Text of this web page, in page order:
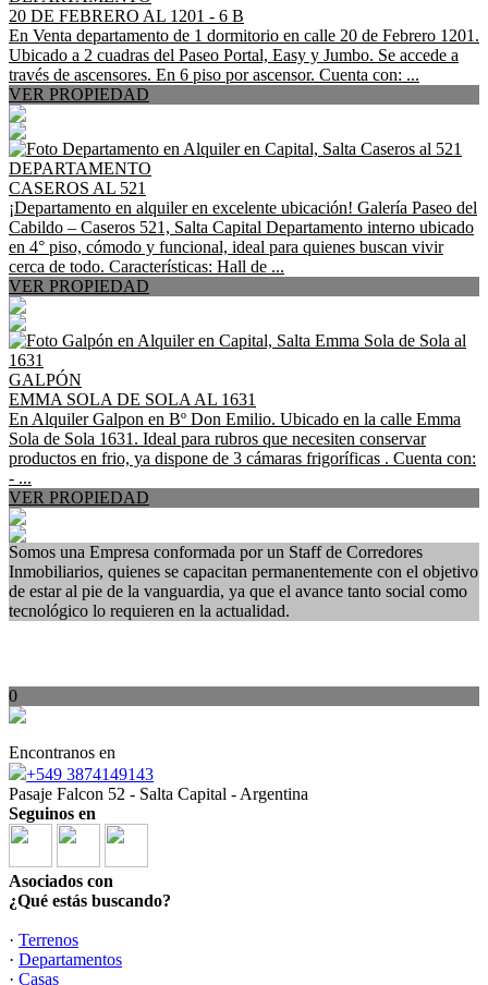
20 DE FEBRERO AL 1201 - 6 B
En Venta departamento de 1 dormitorio en calle 20 de Febrero 1201.
Ubicado a 2 cuadras del Paseo Portal, Easy y Jumbo. Se accede a
través de ascensores. En 6 piso por ascensor. Cuenta con: ...
VER PROPIEDAD
DEPARTAMENTO
CASEROS AL 521
¡Departamento en alquiler en excelente ubicación! Galería Paseo del
Cabildo – Caseros 521, Salta Capital Departamento interno ubicado
en 4° piso, cómodo y funcional, ideal para quienes buscan vivir
cerca de todo. Características: Hall de ...
VER PROPIEDAD
GALPÓN
EMMA SOLA DE SOLA AL 1631
En Alquiler Galpon en Bº Don Emilio. Ubicado en la calle Emma
Sola de Sola 1631. Ideal para rubros que necesiten conservar
productos en frio, ya dispone de 3 cámaras frigoríficas . Cuenta con:
- ...
VER PROPIEDAD
Somos una Empresa conformada por un Staff de Corredores
Inmobiliarios, quienes se capacitan permanentemente con el objetivo
de estar al pie de la vanguardia, ya que el avance tanto social como
tecnológico lo requieren en la actualidad.
0
Encontranos en
+549 3874149143
Pasaje Falcon 52 - Salta Capital - Argentina
Seguinos en
Asociados con
¿Qué estás buscando?
· Terrenos
· Departamentos
· Casas